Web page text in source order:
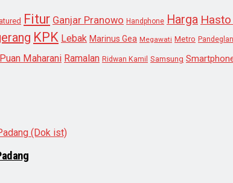
Fitur Ganjar Pranowo Handphone Harga
KPK Lebak Marinus Gea Megawati Metro
Puan Maharani Ramalan Ridwan Kamil Samsung